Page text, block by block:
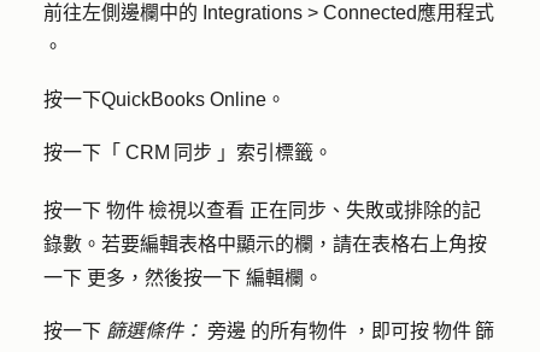
前往左側邊欄中的 Integrations > Connected應用程式
。
按一下QuickBooks Online 。
按一下「 CRM 同步 」索引標籤。
按一下 物件 檢視以查看 正在同步、失敗或排除的記
錄數。若要編輯表格中顯示的欄，請在表格右上角按
一下 更多 ，然後按一下 編輯欄 。
按一下 篩選條件： 旁邊 的所有物件 ，即可按 物件 篩